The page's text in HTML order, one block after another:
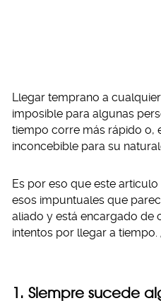
Llegar temprano a
imposible para algunas
tiempo corre más rápido o,
inconcebible para su
Es por eso que este
esos impuntuales que
aliado y está encargado de
intentos por llegar a tiempo.
1. Siempre sucede